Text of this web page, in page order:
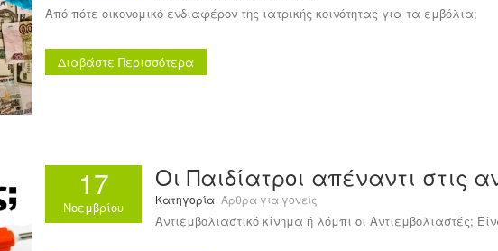
Από πότε οικονομικό ενδιαφέρον της ιατρικής κοινότητας για τα εμβόλια;
Διαβάστε Περισσότερα
17
Νοεμβρίου
Οι Παιδίατροι απέναντι στις
Κατηγορία Άρθρα για γονείς
Αντιεμβολιαστικό κίνημα ή λόμπι οι Αντιεμβολιαστές;